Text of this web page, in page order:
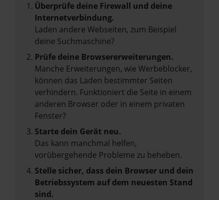
Überprüfe deine Firewall und deine
Internetverbindung.
Laden andere Webseiten, zum Beispiel
deine Suchmaschine?
Prüfe deine Browsererweiterungen.
Manche Erweiterungen, wie Werbeblocker,
können das Laden bestimmter Seiten
verhindern. Funktioniert die Seite in einem
anderen Browser oder in einem privaten
Fenster?
Starte dein Gerät neu.
Das kann manchmal helfen,
vorübergehende Probleme zu beheben.
Stelle sicher, dass dein Browser und dein
Betriebssystem auf dem neuesten Stand
sind.